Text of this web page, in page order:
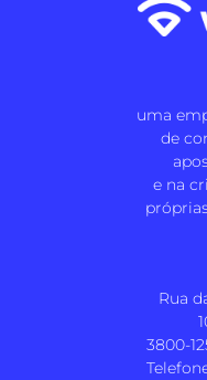
uma
de
e na
Rua
3800-